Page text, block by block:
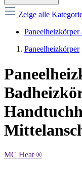
Zeige alle
Paneelheizkörper
Paneelheizkörper
MC Heat ®